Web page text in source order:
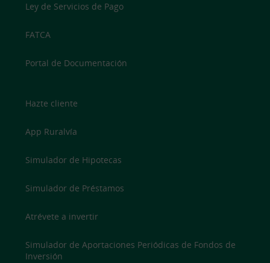
Ley de Servicios de Pago
FATCA
Portal de Documentación
Hazte cliente
App Ruralvía
Simulador de Hipotecas
Simulador de Préstamos
Atrévete a invertir
Simulador de Aportaciones Periódicas de Fondos de
Inversión